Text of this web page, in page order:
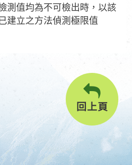
測值均為不可檢出時，以該
建立之方法偵測極限值
回上頁